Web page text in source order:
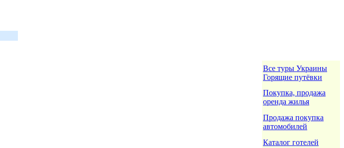
Все туры Украины
Горящие путёвки
Покупка, продажа
оренда жилья
Продажа покупка
автомобилей
Каталог готелей